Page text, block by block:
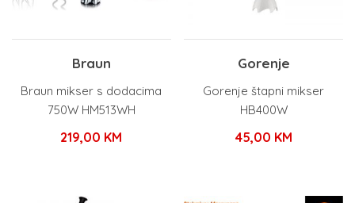
Braun
Braun mikser s dodacima
750W HM513WH
219,00 KM
Gorenje
Gorenje štapni mikser
HB400W
45,00 KM